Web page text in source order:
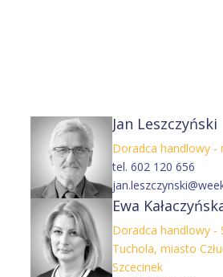
Jan Leszczyński
Doradca handlowy -
tel. 602 120 656
Ewa
Doradca handlowy -
Tuchola, miasto
Szcecinek